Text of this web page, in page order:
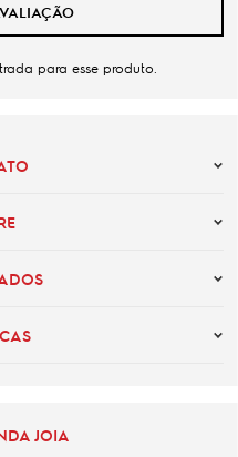
para esse produto.
JOIA